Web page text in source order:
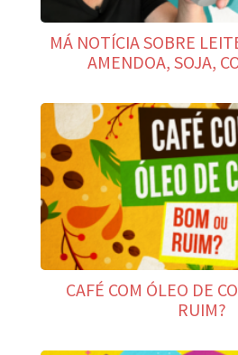
MÁ NOTÍCIA SOBRE
AMENDOA, SOJA,
CAFÉ COM ÓLEO DE
RUIM?